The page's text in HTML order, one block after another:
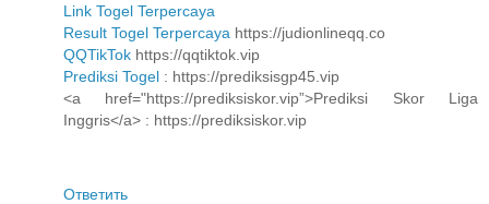
Link Togel Terpercaya
Result Togel Terpercaya https://judionlineqq.co
QQTikTok https://qqtiktok.vip
Prediksi Togel : https://prediksisgp45.vip
<a href="https://prediksiskor.vip”>Prediksi Skor Liga
Inggris</a> : https://prediksiskor.vip
Ответить